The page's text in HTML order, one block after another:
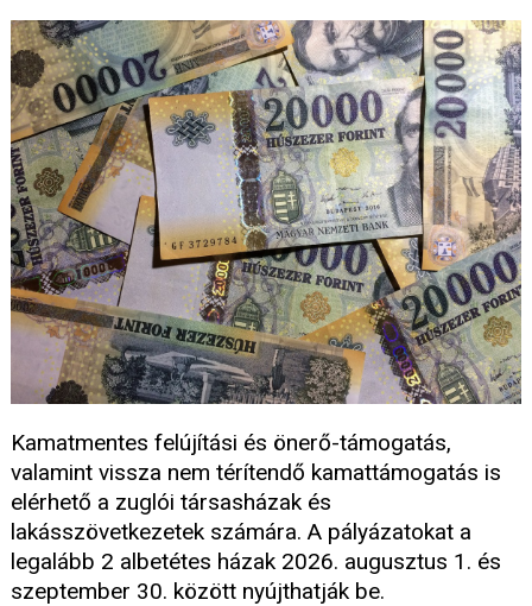
Kamatmentes felújítási és önerő-támogatás,
valamint vissza nem térítendő kamattámogatás is
elérhető a zuglói társasházak és
lakásszövetkezetek számára. A pályázatokat a
legalább 2 albetétes házak 2026. augusztus 1. és
szeptember 30. között nyújthatják be.